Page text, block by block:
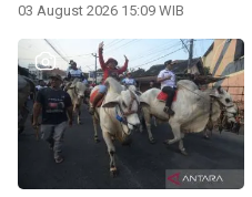
03 August 2026 15:09 WIB